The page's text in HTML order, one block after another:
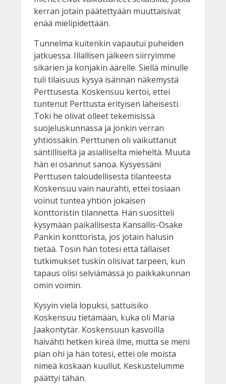
kerran jotain päätettyään muuttaisivat
enää mielipidettään.
Tunnelma kuitenkin vapautui puheiden
jatkuessa. Illallisen jälkeen siirryimme
sikarien ja konjakin äärelle. Siellä minulle
tuli tilaisuus kysyä isännän näkemystä
Perttusesta. Koskensuu kertoi, ettei
tuntenut Perttusta erityisen läheisesti.
Toki he olivat olleet tekemisissä
suojeluskunnassa ja jonkin verran
yhtiössäkin. Perttunen oli vaikuttanut
säntilliseltä ja asialliselta mieheltä. Muuta
hän ei osannut sanoa. Kysyessäni
Perttusen taloudellisesta tilanteesta
Koskensuu vain naurahti, ettei tosiaan
voinut tuntea yhtiön jokaisen
konttoristin tilannetta. Hän suositteli
kysymään paikallisesta Kansallis-Osake
Pankin konttorista, jos jotain halusin
tietää. Tosin hän totesi että tällaiset
tutkimukset tuskin olisivat tarpeen, kun
tapaus olisi selviämässä jo paikkakunnan
omin voimin.
Kysyin vielä lopuksi, sattuisiko
Koskensuu tietämään, kuka oli Maria
Jaakontytär. Koskensuun kasvoilla
häivähti hetken kireä ilme, mutta se meni
pian ohi ja hän totesi, ettei ole moista
nimeä koskaan kuullut. Keskustelumme
päättyi tähän.